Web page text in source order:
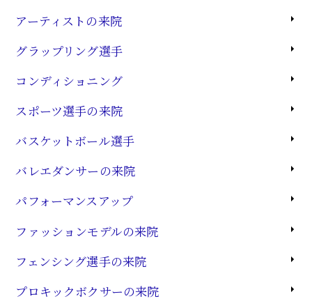
アーティストの来院
グラップリング選手
コンディショニング
スポーツ選手の来院
バスケットボール選手
バレエダンサーの来院
パフォーマンスアップ
ファッションモデルの来院
フェンシング選手の来院
プロキックボクサーの来院